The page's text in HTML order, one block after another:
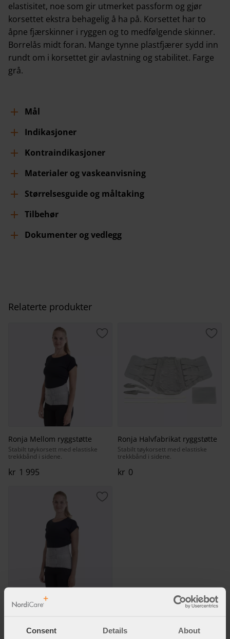
Consent Details About
elastisitet, noe som gir utmerket passform og gjør
korsettet ekstra behagelig å ha på. Korsettet har to
åpne fjærskinner i ryggen og to medfølgende skinner.
Borrelås midt foran. Mange tynne plastfjærer sydd inn
rundt om i korsettet gir avlastning og stabilitet. Farge
grå.
Mål
Indikasjoner
Kontraindikasjoner
Materialer og vaskeanvisning
Størrelsesguide og måltaking
Tilbehør
Dokumenter og vedlegg
Relaterte produkter
Ronja Mellom ryggstøtte
Stabilt tøykorsett med elastiske
trekkbånd i sidene.
kr 1 995
Lagre som favoritt
Ronja Halvfabrikat ryggstøtte
Stabilt tøykorsett med elastiske
trekkbånd i sidene.
kr 0
Ronja Høy ryggstøtte
2 030
Lagre som favoritt